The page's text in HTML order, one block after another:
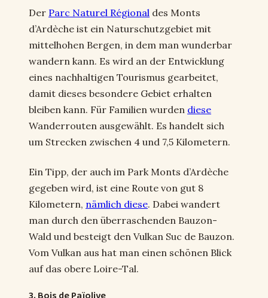
Der Parc Naturel Régional des Monts
d’Ardèche ist ein Naturschutzgebiet mit
mittelhohen Bergen, in dem man wunderbar
wandern kann. Es wird an der Entwicklung
eines nachhaltigen Tourismus gearbeitet,
damit dieses besondere Gebiet erhalten
bleiben kann. Für Familien wurden diese
Wanderrouten ausgewählt. Es handelt sich
um Strecken zwischen 4 und 7,5 Kilometern.
Ein Tipp, der auch im Park Monts d’Ardèche
gegeben wird, ist eine Route von gut 8
Kilometern, nämlich diese. Dabei wandert
man durch den überraschenden Bauzon-
Wald und besteigt den Vulkan Suc de Bauzon.
Vom Vulkan aus hat man einen schönen Blick
auf das obere Loire-Tal.